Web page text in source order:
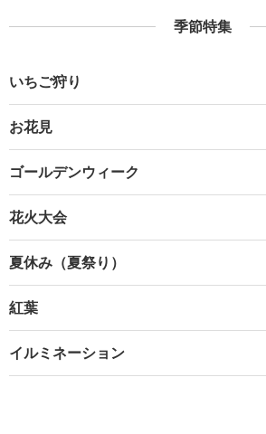
季節特集
いちご狩り
お花見
ゴールデンウィーク
花火大会
夏休み（夏祭り）
紅葉
イルミネーション